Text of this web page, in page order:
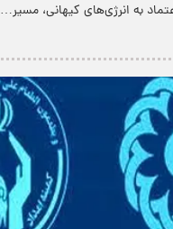
به انرژی‌های کیهانی، مسیر…